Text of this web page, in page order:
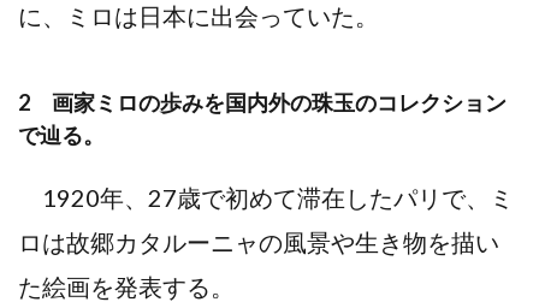
に、ミロは⽇本に出会っていた。
2 画家ミロの歩みを国内外の珠⽟のコレクション
で辿る。
1920年、27歳で初めて滞在したパリで、ミ
ロは故郷カタルーニャの⾵景や⽣き物を描い
た絵画を発表する。